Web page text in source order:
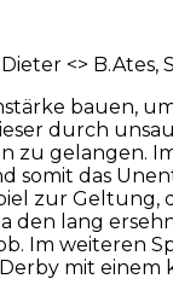
<> B.Ates,
bauen,
durch
zu gelangen.
das
zur
lang
Im weiteren
mit einem